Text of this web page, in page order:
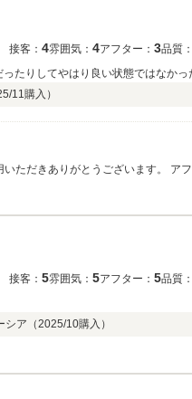
接客： 4雰囲気： 4アフター： 3品質：
たりしてやはり良い状態ではなか
11購入）
いただきありがとうございます。
接客： 5雰囲気： 5アフター： 5品質：
ア（2025/10購入）